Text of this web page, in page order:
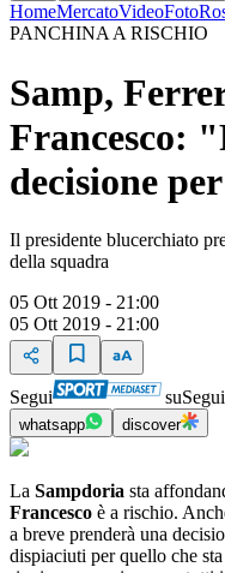
HomeMercatoVideoFoto
PANCHINA A RISCHIO
Samp,
Francesco:
decisione
Il presidente blucerchiato
della squadra
05 Ott 2019 - 21:00
05 Ott 2019 - 21:00
Segui su
whatsapp discover
La Sampdoria sta
Francesco è a rischio.
a breve prenderà una
dispiaciuti per quello che